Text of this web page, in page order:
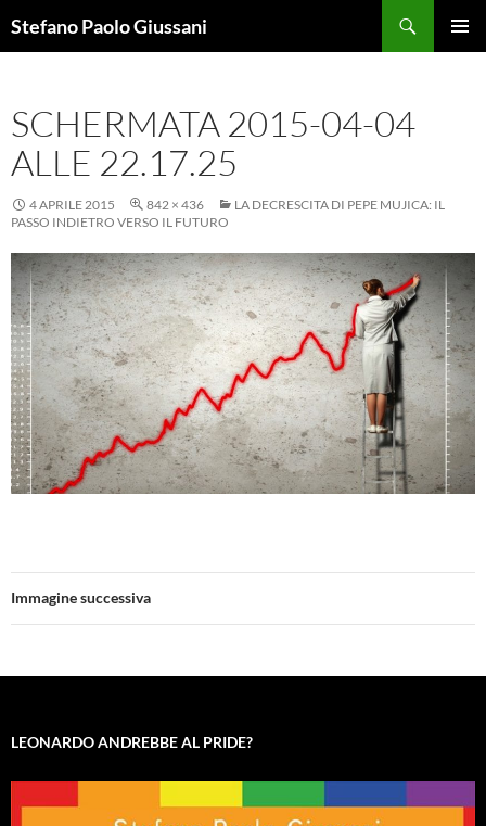
alStefano Paolo Giussani
SCHERMATA 2015-04-04
ALLE 22.17.25
4 APRILE 2015 842 × 436
LA DECRESCITA DI PEPE MUJICA: IL
PASSO INDIETRO VERSO IL FUTURO
Immagine successiva
LEONARDO ANDREBBE AL PRIDE?